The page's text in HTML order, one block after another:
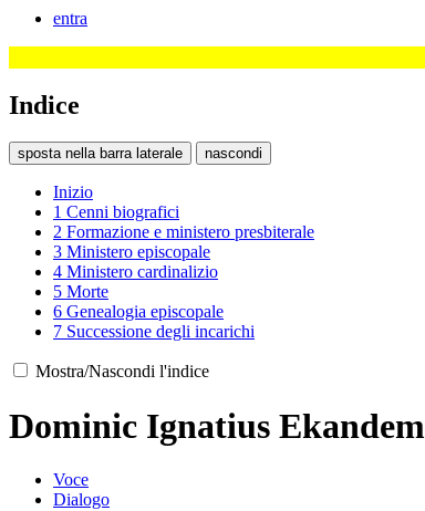
entra
Indice
sposta nella barra laterale nascondi
Inizio
1 Cenni biografici
2 Formazione e ministero presbiterale
3 Ministero episcopale
4 Ministero cardinalizio
5 Morte
6 Genealogia episcopale
7 Successione degli incarichi
Mostra/Nascondi l'indice
Dominic Ignatius Ekandem
Voce
Dialogo